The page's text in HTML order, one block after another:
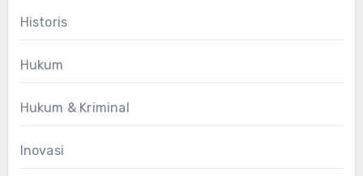
Historis
Hukum
Hukum & Kriminal
Inovasi